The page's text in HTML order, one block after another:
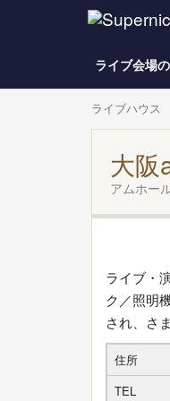
ライブ会場
ライブハウス
大阪
アムホー
ライブ・
ク／照明
され、さ
住所
TEL